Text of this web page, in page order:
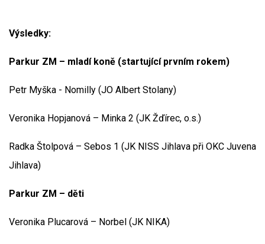
Výsledky:
Parkur ZM – mladí koně (startující prvním rokem)
Petr Myška - Nomilly (JO Albert Stolany)
Veronika Hopjanová – Minka 2 (JK Žďírec, o.s.)
Radka Štolpová – Sebos 1 (JK NISS Jihlava při OKC Juvena
Jihlava)
Parkur ZM – děti
Veronika Plucarová – Norbel (JK NIKA)